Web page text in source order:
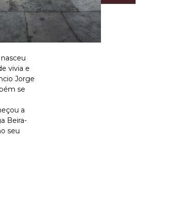
vivia e
Jorge
se
a
Beira-
seu